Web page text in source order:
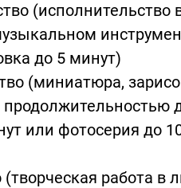
(исполнительство
до 5 минут)
(миниатюра,
или фотосерия до
работа в